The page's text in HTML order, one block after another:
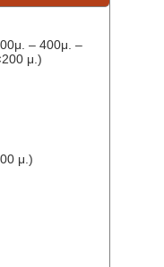
– 400μ. –
μ.)
μ.)